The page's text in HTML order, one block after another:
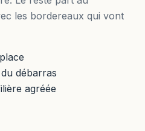
les bordereaux qui vont
débarras
agréée